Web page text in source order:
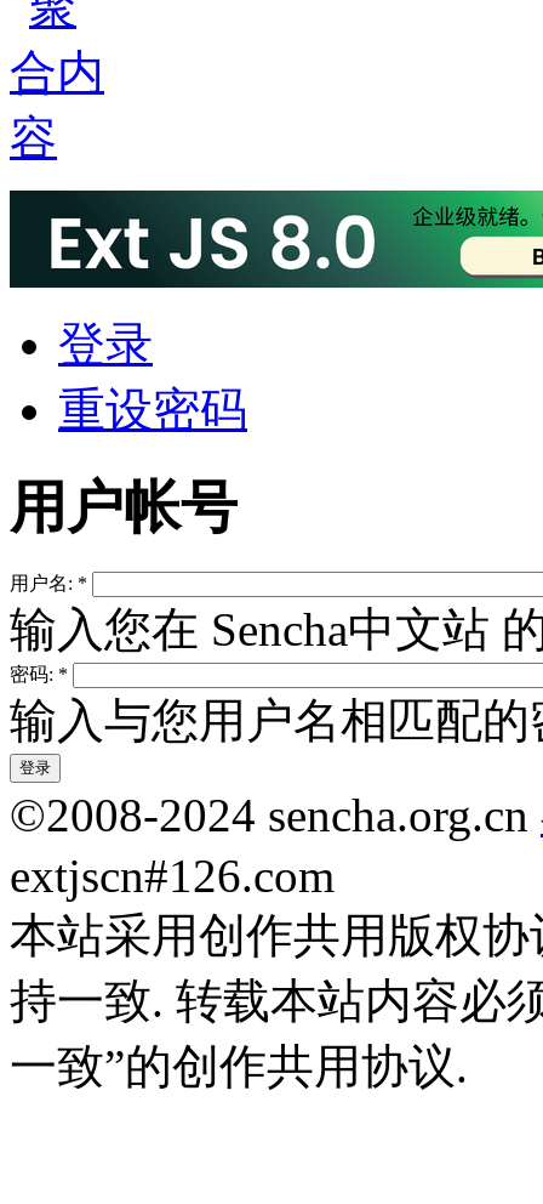
登录
重设密码
用户帐号
用户名: *
输入您在 Sencha中文站
密码: *
输入与您用户名相匹配的
©2008-2024 sencha.org.cn
extjscn#126.com
本站采用创作共用版权
持一致. 转载本站内容必
一致”的创作共用协议.